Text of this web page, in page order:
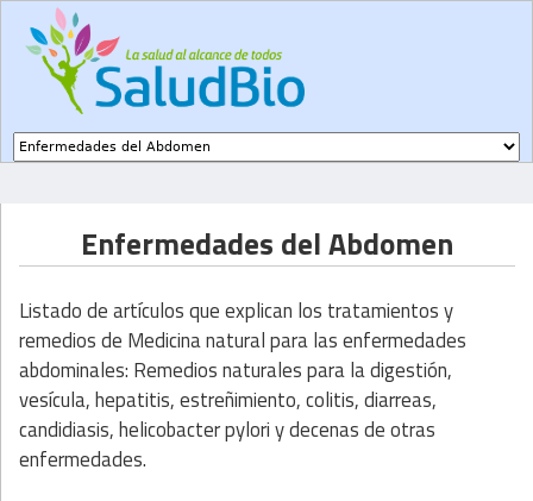
Enfermedades del Abdomen
Listado de artículos que explican los tratamientos y
remedios de Medicina natural para las enfermedades
abdominales: Remedios naturales para la digestión,
vesícula, hepatitis, estreñimiento, colitis, diarreas,
candidiasis, helicobacter pylori y decenas de otras
enfermedades.